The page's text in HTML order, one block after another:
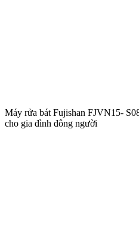
Máy rửa bát Fujishan FJVN15-
cho gia đình đông người